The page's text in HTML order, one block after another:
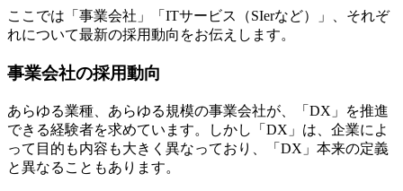
ここでは「事業会社」「ITサービス（SIerなど）」、それぞ
れについて最新の採用動向をお伝えします。
事業会社の採用動向
あらゆる業種、あらゆる規模の事業会社が、「DX」を推進
できる経験者を求めています。しかし「DX」は、企業によ
って目的も内容も大きく異なっており、「DX」本来の定義
と異なることもあります。